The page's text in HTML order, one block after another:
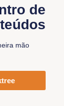
de
mão